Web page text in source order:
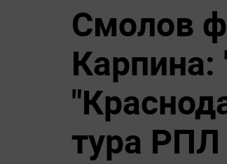
Смолов
тура РПЛ